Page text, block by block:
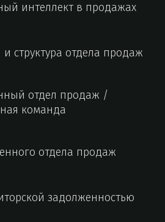
интеллект в продажах
структура отдела продаж
отдел продаж /
команда
отдела продаж
задолженностью